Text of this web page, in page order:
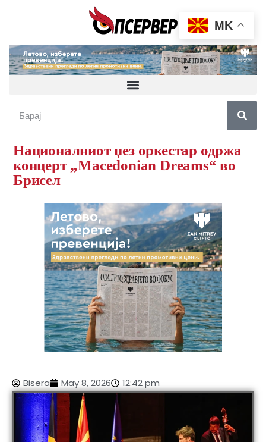
Националниот џез оркестар одржа
концерт „Macedonian Dreams“ во
Брисел
Bisera May 8, 2026 12:42 pm
MK